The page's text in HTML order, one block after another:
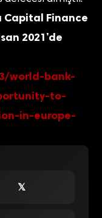
Capital Finance
2021’de
world-bank-
to-
in-europe-
𝕏